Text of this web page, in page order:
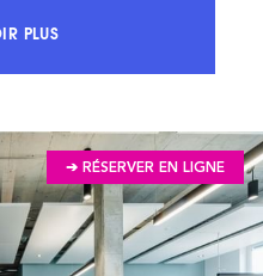
PLUS À 100% DU MARCHÉ ET
➔ RÉSERVER EN LIGNE